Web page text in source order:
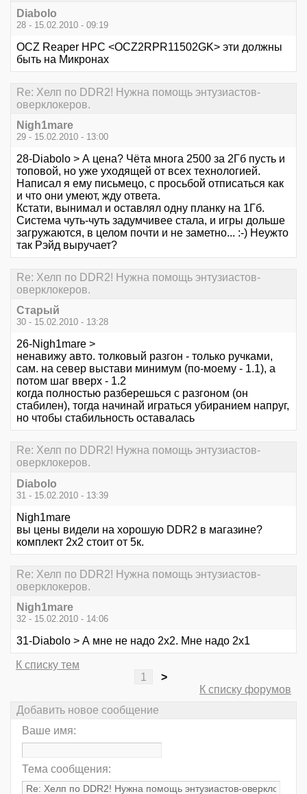
Diabolo
28 - 15.02.2010 - 09:19
OCZ Reaper HPC <OCZ2RPR11502GK> эти должны
быть на Микронах
Re: Хелп по DDR2! Нужна помощь энтузиастов-
оверклокеров.
Nigh1mare
29 - 15.02.2010 - 13:00
28-Diabolo > А цена? Чёта многа 2500 за 2Гб пусть и
топовой, но уже уходящей от всех технологией.
Написал я ему письмецо, с просьбой отписаться как
и что они умеют, жду ответа.
Кстати, вынимал и оставлял одну планку на 1Гб.
Система чуть-чуть задумчивее стала, и игры дольше
загружаются, в целом почти и не заметно... :-) Неужто
так Рэйд выручает?
Re: Хелп по DDR2! Нужна помощь энтузиастов-
оверклокеров.
Старый
30 - 15.02.2010 - 13:28
26-Nigh1mare >
ненавижу авто. толковый разгон - только ручками,
сам. на север выстави минимум (по-моему - 1.1), а
потом шаг вверх - 1.2
когда полностью разберешься с разгоном (он
стабилен), тогда начинай играться убиранием напруг,
но чтобы стабильность оставалась
Re: Хелп по DDR2! Нужна помощь энтузиастов-
оверклокеров.
Diabolo
31 - 15.02.2010 - 13:39
Nigh1mare
вы цены видели на хорошую DDR2 в магазине?
комплект 2х2 стоит от 5к.
Re: Хелп по DDR2! Нужна помощь энтузиастов-
оверклокеров.
Nigh1mare
32 - 15.02.2010 - 14:06
31-Diabolo > А мне не надо 2х2. Мне надо 2х1
К списку тем
1
>
К списку форумов
Добавить новое сообщение
Ваше имя:
Тема сообщения: